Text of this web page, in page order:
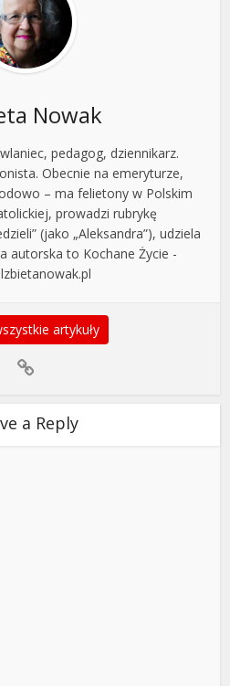
Nowak
pedagog, dziennikarz.
Obecnie na emeryturze,
– ma felietony w Polskim
prowadzi rubrykę
(jako „Aleksandra”), udziela
autorska to Kochane Życie -
artykuły
a Reply